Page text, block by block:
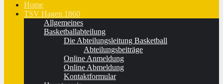
Home
TSV Hagen 1860
Allgemeines
Basketballabteilung
Die Abteilungsleitung Basketball
Abteilungsbeiträge
Online Anmeldung
Online Abmeldung
Kontaktformular